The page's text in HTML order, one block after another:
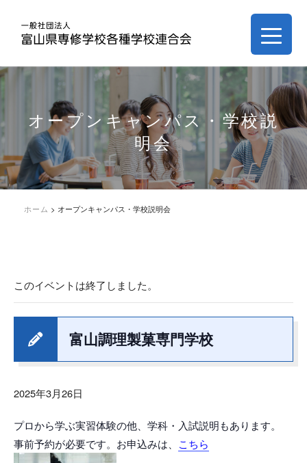
オープンキャンパス・学校説
明会
ホーム > オープンキャンパス・学校説明会
このイベントは終了しました。
富山調理製菓専門学校
2025年3月26日
プロから学ぶ実習体験の他、学科・入試説明もあります。
事前予約が必要です。お申込みは、 こちら